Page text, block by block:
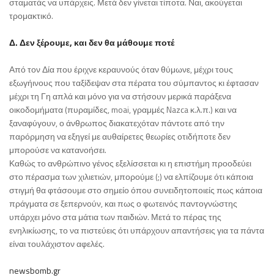
τρομακτικό.
Δ. Δεν ξέρουμε, και δεν θα μάθουμε ποτέ
Από τον Δία που έριχνε κεραυνούς όταν θύμωνε, μέχρι τους
εξωγήινους που ταξίδεψαν στα πέρατα του σύμπαντος κι έφτασαν
μέχρι τη Γη απλά και μόνο για να στήσουν μερικά παράξενα
οικοδομήματα (πυραμίδες, moai, γραμμές Nazca κ.λ.π.) και να
ξαναφύγουν, ο άνθρωπος διακατεχόταν πάντοτε από την
παρόρμηση να εξηγεί με αυθαίρετες θεωρίες οτιδήποτε δεν
μπορούσε να κατανοήσει.
Καθώς το ανθρώπινο γένος εξελίσσεται κι η επιστήμη προοδεύει
στο πέρασμα των χιλιετιών, μπορούμε (;) να ελπίζουμε ότι κάποια
στιγμή θα φτάσουμε στο σημείο όπου συνειδητοποιείς πως κάποια
πράγματα σε ξεπερνούν, και πως ο φωτεινός παντογνώστης
υπάρχει μόνο στα μάτια των παιδιών. Μετά το πέρας της
ενηλικίωσης, το να πιστεύεις ότι υπάρχουν απαντήσεις για τα πάντα
είναι τουλάχιστον αφελές.
newsbomb.gr